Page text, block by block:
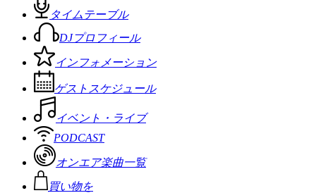
タイムテーブル
DJプロフィール
インフォメーション
ゲストスケジュール
イベント・ライブ
PODCAST
オンエア楽曲一覧
買い物を